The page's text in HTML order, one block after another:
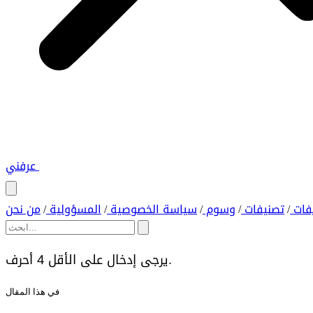
عرفني
/ تصنيفات/ وسوم/ سياسة الخصوصية/ المسؤولية/ من نحن
يرجى إدخال على الأقل 4 أحرف.
في هذا المقال